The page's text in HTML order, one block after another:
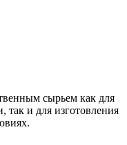
сырьем как для
и для изготовления